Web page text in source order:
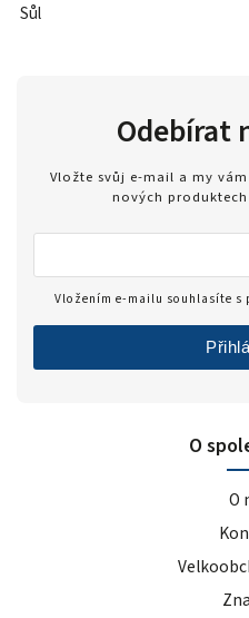
Sůl
O
O
Odebírat
Vložte svůj e-mail a my
nových
Vložením e-mailu souhlasíte s